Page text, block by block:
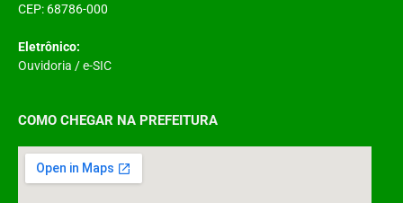
CEP: 68786-000
Eletrônico:
Ouvidoria /e-SIC
COMO CHEGAR NA PREFEITURA